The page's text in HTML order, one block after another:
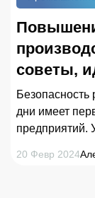
советы,
Безопасность
дни имеет
предприятий.
эффективные
20 Февр 2024